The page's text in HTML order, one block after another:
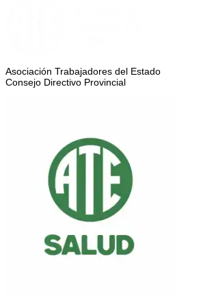
Asociación Trabajadores del Estado
Consejo Directivo Provincial